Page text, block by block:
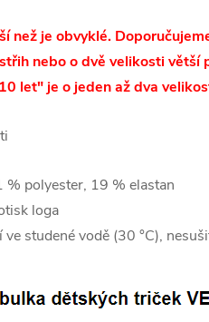
než je obvyklé.
nebo o dvě velikosti větší
let" je o jeden až dva
% polyester, 19 % elastan
loga
ve studené vodě (30 °C),